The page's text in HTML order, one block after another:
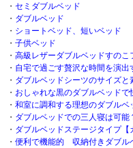
・ セミダブルベッド
・ ダブルベッド
・ ショートベッド、短いベッド
・ 子供ベッド
・ 高級レザーダブルベッドすの
・ 自宅で過ごす贅沢な時間を演
・ ダブルベッドシーツのサイズ
・ おしゃれな黒のダブルベッドで
・ 和室に調和する理想のダブルベ
・ ダブルベッドでの三人寝は可
・ ダブルベッドステージタイプ【
・ 便利で機能的 収納付きダブル